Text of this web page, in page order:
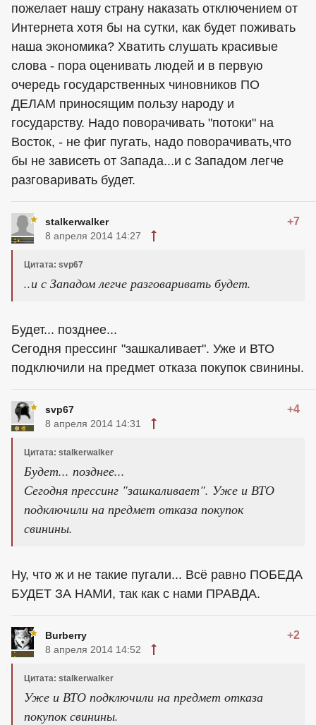
пожелает нашу страну наказать отключением от
Интернета хотя бы на сутки, как будет поживать
наша экономика? Хватить слушать красивые
слова - пора оценивать людей и в первую
очередь государственных чиновников ПО
ДЕЛАМ приносящим пользу народу и
государству. Надо поворачивать "потоки" на
Восток, - не фиг пугать, надо поворачивать,что
бы не зависеть от Запада...и с Западом легче
разговаривать будет.
stalkerwalker +7
8 апреля 2014 14:27
Цитата: svp67
..и с Западом легче разговаривать будет.
Будет... позднее...
Сегодня прессинг "зашкаливает". Уже и ВТО
подключили на предмет отказа покупок свинины.
svp67 +4
8 апреля 2014 14:31
Цитата: stalkerwalker
Будет... позднее...
Сегодня прессинг "зашкаливает". Уже и ВТО
подключили на предмет отказа покупок
свинины.
Ну, что ж и не такие пугали... Всё равно ПОБЕДА
БУДЕТ ЗА НАМИ, так как с нами ПРАВДА.
Burberry +2
8 апреля 2014 14:52
Цитата: stalkerwalker
Уже и ВТО подключили на предмет отказа
покупок свинины.